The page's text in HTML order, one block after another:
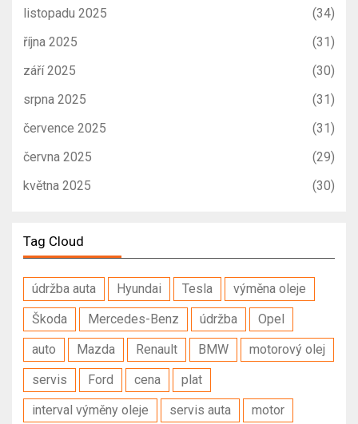
listopadu 2025
(34)
října 2025
(31)
září 2025
(30)
srpna 2025
(31)
července 2025
(31)
června 2025
(29)
května 2025
(30)
Tag Cloud
údržba auta Hyundai Tesla
výměna oleje
Škoda
Mercedes-Benz údržba
Opel
auto
Mazda Renault BMW
motorový olej
servis
Ford cena
plat
interval výměny oleje
servis auta motor